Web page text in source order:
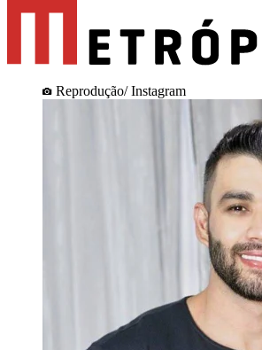
Reprodução/ Instagram